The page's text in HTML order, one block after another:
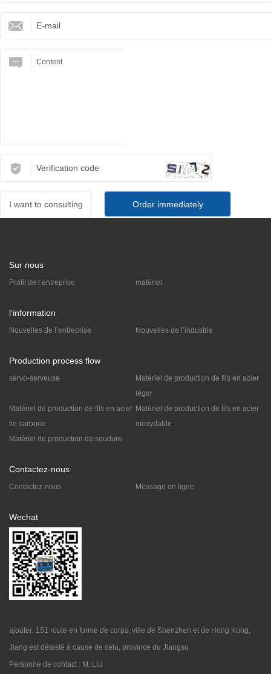
I want to consulting
Sur nous
Profil de l’entreprise matériel
l’information
Nouvelles de l’entreprise Nouvelles de l’industrie
Production process flow
servo-serveuse
Matériel de production de fils en acier
léger
Matériel de production de fils en acier
fin carbone
Matériel de production de fils en acier
inoxydable
Matériel de production de soudure
Contactez-nous
Contactez-nous Message en ligne
Wechat
ajouter: 151 route en forme de corps, ville de Shenzhen et de Hong Kong,
Jiang est détesté à cause de cela, province du Jiangsu
Personne de contact : M. Liu